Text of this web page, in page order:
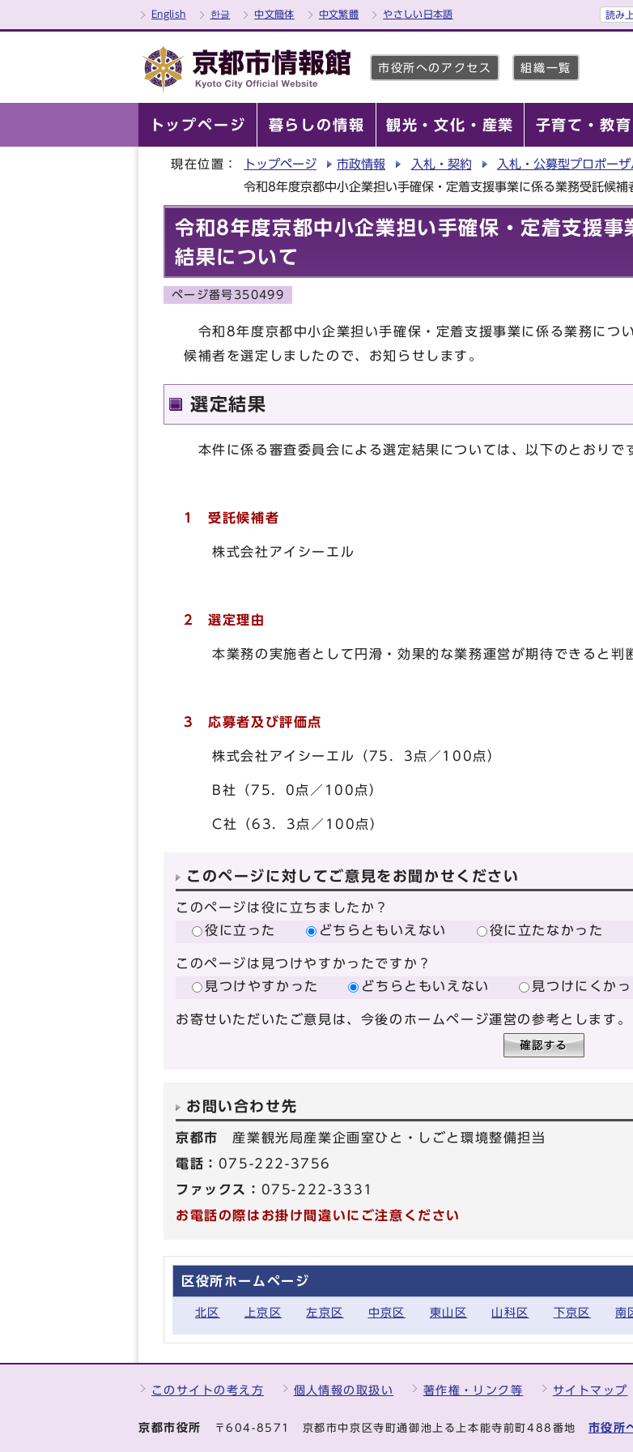
English 한글 中文簡体 中文繁體 やさしい日本語 読み
市役所へのアクセス 組織一覧
トップページ 暮らしの情報 観光・文化・産業 子育て・教育
現在位置： トップページ 市政情報 入札・契約 入札・公募型プロポーザ
令和8年度京都中小企業担い手確保・定着支援事業に係る業務受託候補
令和8年度京都中小企業担い手確保・定着支援事
結果について
ページ番号350499
令和8年度京都中小企業担い手確保・定着支援事業に係る業務につ
候補者を選定しましたので、お知らせします。
選定結果
本件に係る審査委員会による選定結果については、以下のとおりで
1 受託候補者
株式会社アイシーエル
2 選定理由
本業務の実施者として円滑・効果的な業務運営が期待できると判
3 応募者及び評価点
株式会社アイシーエル（75．3点／100点）
B社（75．0点／100点）
C社（63．3点／100点）
このページに対してご意見をお聞かせください
このページは役に立ちましたか？
役に立った
どちらともいえない 役に立たなかった
このページは見つけやすかったですか？
見つけやすかった
どちらともいえない 見つけにくかっ
お寄せいただいたご意見は、今後のホームページ運営の参考とします。
お問い合わせ先
京都市 産業観光局産業企画室ひと・しごと環境整備担当
電話： 075-222-3756
ファックス： 075-222-3331
お電話の際はお掛け間違いにご注意ください
区役所ホームページ
北区 上京区 左京区 中京区 東山区 山科区 下京区 南
このサイトの考え方 個人情報の取扱い 著作権・リンク等 サイトマップ
京都市役所 〒604-8571 京都市中京区寺町通御池上る上本能寺前町488番地 市役所